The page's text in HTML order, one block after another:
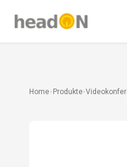
Home Produkte